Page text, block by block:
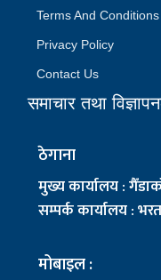
Terms And Conditions
Privacy Policy
Contact Us
समाचार तथा
ठेगाना
मुख्य कार्यालय :
सम्पर्क कार्यालय :
मोबाइल :